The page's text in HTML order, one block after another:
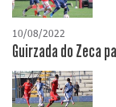
10/08/2022
Guirzada do Zeca